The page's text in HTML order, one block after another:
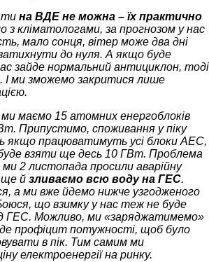
на ВДЕ не можна – їх практично
з кліматологами, за прогнозом у нас
мало сонця, вітер може два дні
до нуля. А якщо буде
зайде нормальний антициклон, тоді
І ми зможемо закритися лише
маємо 15 атомних енергоблоків
Припустимо, споживання у піку
якщо працюватимуть усі блоки АЕС,
взяти ще десь 10 ГВт. Проблема
2 листопада просили аварійну
ще й зливаємо всю воду на ГЕС.
а ми вже йдемо нижче узгодженого
що взимку у нас теж не буде
ГЕС. Можливо, ми «заряджатимемо»
профіцит потужності, щоб було
в пік. Тим самим ми
електроенергії на ринку.